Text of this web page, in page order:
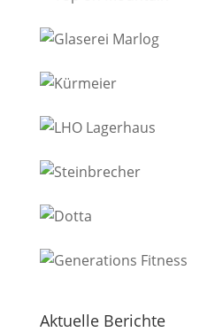
Aktuelle Berichte